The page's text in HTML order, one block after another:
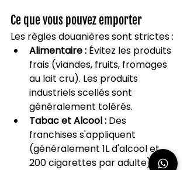
Ce que vous pouvez emporter
Les règles douanières sont strictes :
Alimentaire : Évitez les produits
frais (viandes, fruits, fromages
au lait cru). Les produits
industriels scellés sont
généralement tolérés.
Tabac et Alcool : Des
franchises s'appliquent
(généralement 1L d'alcool et
200 cigarettes par adulte).